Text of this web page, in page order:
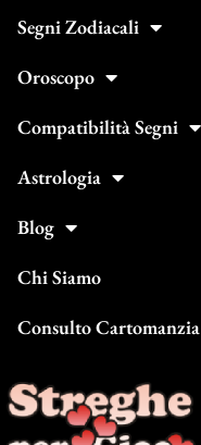
Segni Zodiacali
Oroscopo
Compatibilità Segni
Astrologia
Blog
Chi Siamo
Consulto Cartomanzia